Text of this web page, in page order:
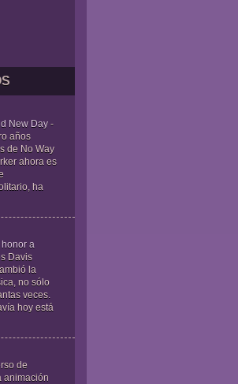
New Day -
años
de No Way
ahora es
ha
a
Davis
la
no sólo
veces.
hoy está
de
animación